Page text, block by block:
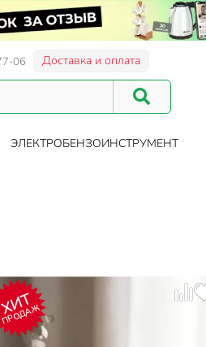
06 Доставка и оплата
ЭЛЕКТРОБЕНЗОИНСТРУМЕНТ
ПРОДАЖ